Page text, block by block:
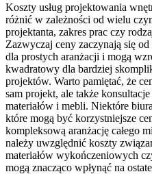
Koszty usług projektowania
różnić w zależności od wielu
projektanta, zakres prac czy
Zazwyczaj ceny zaczynają się
dla prostych aranżacji i mogą
kwadratowy dla bardziej
projektów. Warto pamiętać, że
sam projekt, ale także
materiałów i mebli. Niektóre
które mogą być korzystniejsze
kompleksową aranżację całego
należy uwzględnić koszty
materiałów wykończeniowych
mogą znacząco wpłynąć na